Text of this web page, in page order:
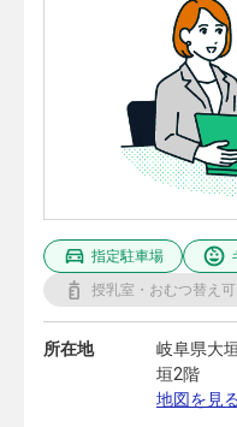
指定駐車場
授乳室・おむつ替え可
所在地
岐阜県大
垣2階
地図を見